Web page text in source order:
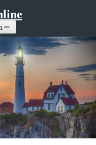
ー